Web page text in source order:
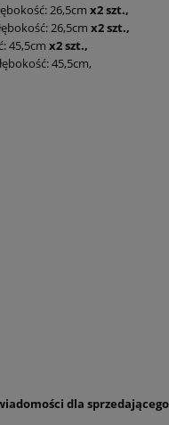
26,5cm x2 szt.,
26,5cm x2 szt.,
45,5cm x2 szt.,
45,5cm,
dla